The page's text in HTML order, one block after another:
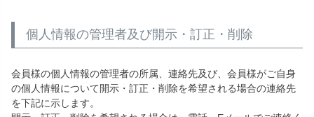
個人情報の管理者及び開示・訂正・削除
会員様の個人情報の管理者の所属、連絡先及び、会員様がご自身
の個人情報について開示・訂正・削除を希望される場合の連絡先
を下記に示します。